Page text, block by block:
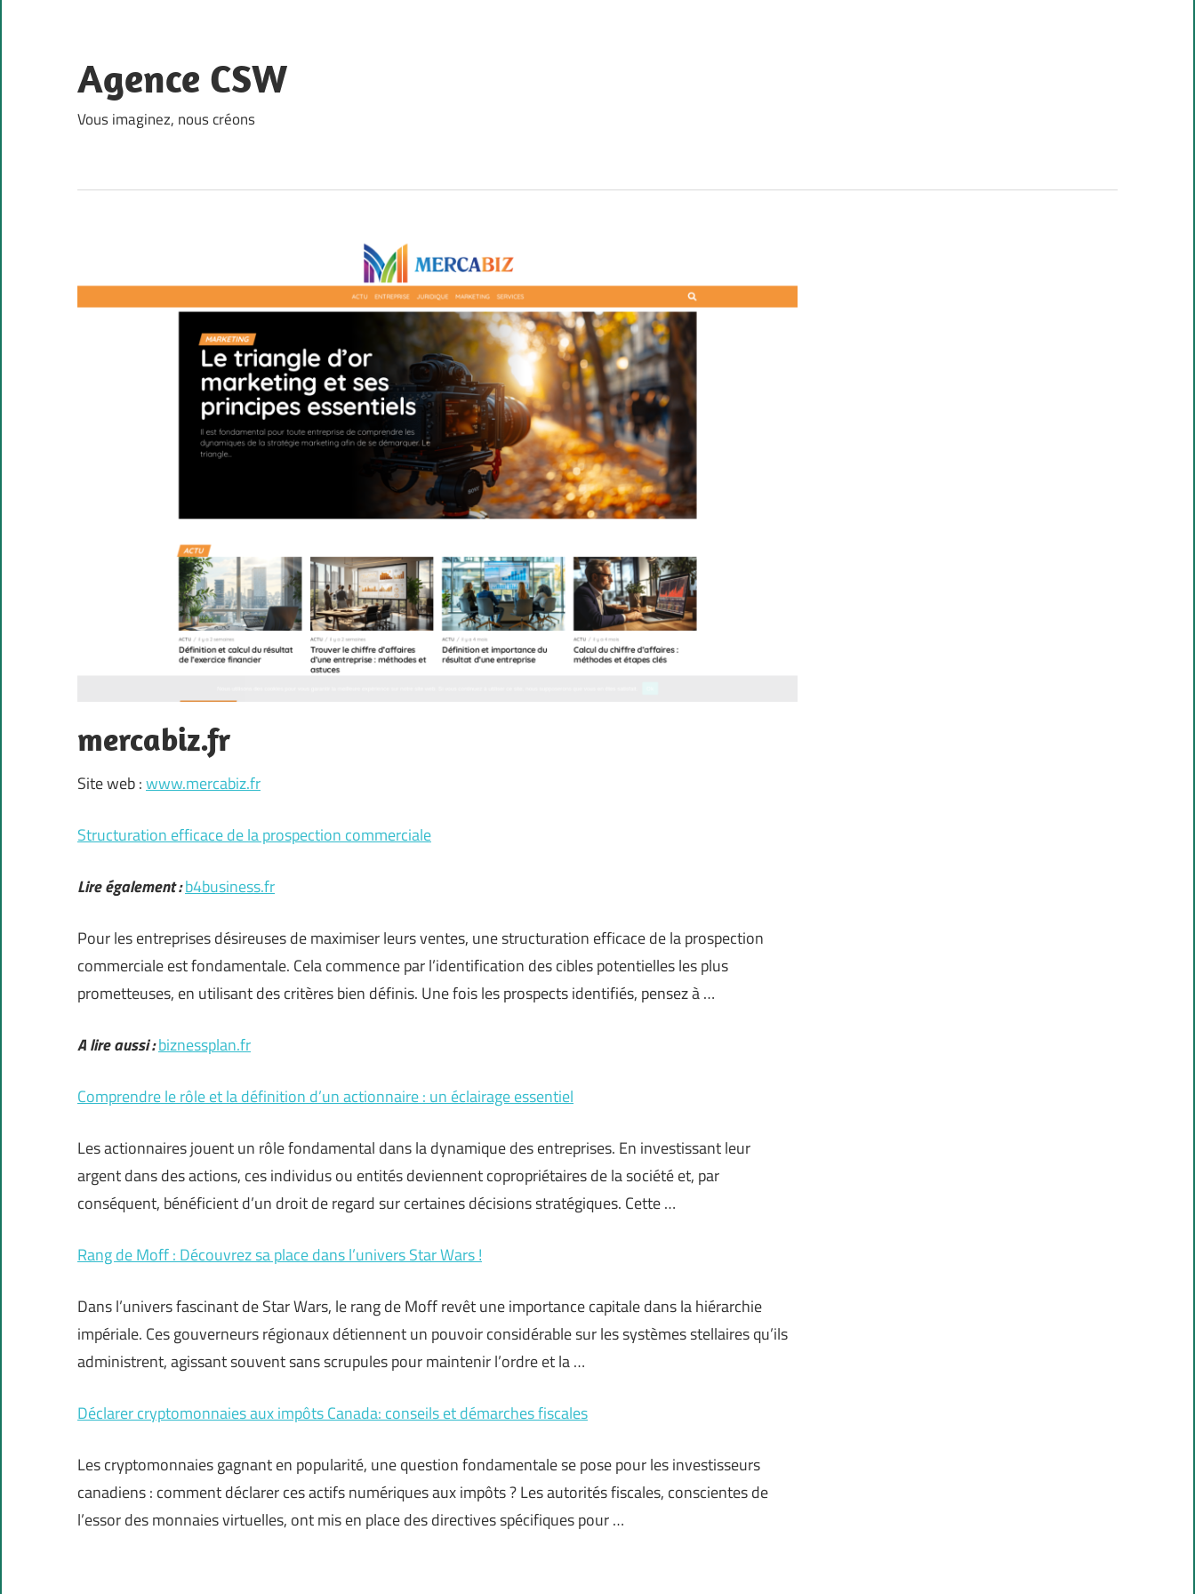
content
Agence CSW
Vous imaginez, nous créons
mercabiz.fr
Site web :www.mercabiz.fr
Structuration efficace de la prospection commerciale
Lire également :b4business.fr
Pour les entreprises désireuses de maximiser leurs ventes, une structuration efficace de la prospection
commerciale est fondamentale. Cela commence par l’identification des cibles potentielles les plus
prometteuses, en utilisant des critères bien définis. Une fois les prospects identifiés, pensez à …
A lire aussi :biznessplan.fr
Comprendre le rôle et la définition d’un actionnaire : un éclairage essentiel
Les actionnaires jouent un rôle fondamental dans la dynamique des entreprises. En investissant leur
argent dans des actions, ces individus ou entités deviennent copropriétaires de la société et, par
conséquent, bénéficient d’un droit de regard sur certaines décisions stratégiques. Cette …
Rang de Moff : Découvrez sa place dans l’univers Star Wars !
Dans l’univers fascinant de Star Wars, le rang de Moff revêt une importance capitale dans la hiérarchie
impériale. Ces gouverneurs régionaux détiennent un pouvoir considérable sur les systèmes stellaires qu’ils
administrent, agissant souvent sans scrupules pour maintenir l’ordre et la …
Déclarer cryptomonnaies aux impôts Canada: conseils et démarches fiscales
Les cryptomonnaies gagnant en popularité, une question fondamentale se pose pour les investisseurs
canadiens : comment déclarer ces actifs numériques aux impôts ? Les autorités fiscales, conscientes de
l’essor des monnaies virtuelles, ont mis en place des directives spécifiques pour …